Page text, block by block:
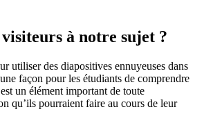
à notre sujet ?
utiliser des diapositives ennuyeuses dans
façon pour les étudiants de comprendre
un élément important de toute
qu’ils pourraient faire au cours de leur